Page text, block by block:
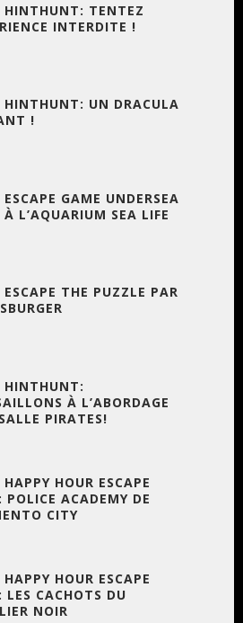
TENTEZ
INTERDITE !
UN DRACULA
!
GAME UNDERSEA
À L’AQUARIUM SEA LIFE
THE PUZZLE PAR
HINTHUNT:
À L’ABORDAGE
PIRATES!
HOUR ESCAPE
POLICE ACADEMY DE
CITY
HOUR ESCAPE
LES CACHOTS DU
NOIR